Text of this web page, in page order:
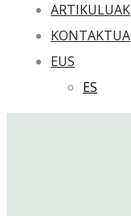
ARTIKULUAK
KONTAKTUA
EUS
ES